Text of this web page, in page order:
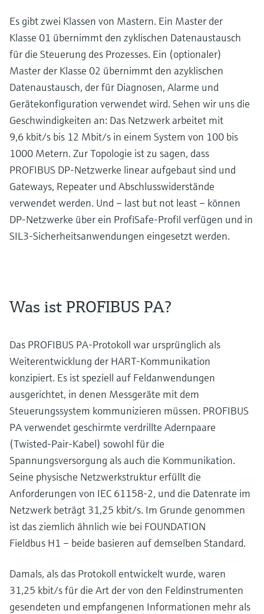
Es gibt zwei Klassen von Mastern. Ein Master der
Klasse 01 übernimmt den zyklischen Datenaustausch
für die Steuerung des Prozesses. Ein (optionaler)
Master der Klasse 02 übernimmt den azyklischen
Datenaustausch, der für Diagnosen, Alarme und
Gerätekonfiguration verwendet wird. Sehen wir uns die
Geschwindigkeiten an: Das Netzwerk arbeitet mit
9,6 kbit/s bis 12 Mbit/s in einem System von 100 bis
1000 Metern. Zur Topologie ist zu sagen, dass
PROFIBUS DP-Netzwerke linear aufgebaut sind und
Gateways, Repeater und Abschlusswiderstände
verwendet werden. Und – last but not least – können
DP-Netzwerke über ein ProfiSafe-Profil verfügen und in
SIL3-Sicherheitsanwendungen eingesetzt werden.
Was ist PROFIBUS PA?
Das PROFIBUS PA-Protokoll war ursprünglich als
Weiterentwicklung der HART-Kommunikation
konzipiert. Es ist speziell auf Feldanwendungen
ausgerichtet, in denen Messgeräte mit dem
Steuerungssystem kommunizieren müssen. PROFIBUS
PA verwendet geschirmte verdrillte Adernpaare
(Twisted-Pair-Kabel) sowohl für die
Spannungsversorgung als auch die Kommunikation.
Seine physische Netzwerkstruktur erfüllt die
Anforderungen von IEC 61158-2, und die Datenrate im
Netzwerk beträgt 31,25 kbit/s. Im Grunde genommen
ist das ziemlich ähnlich wie bei FOUNDATION
Fieldbus H1 – beide basieren auf demselben Standard.
Damals, als das Protokoll entwickelt wurde, waren
31,25 kbit/s für die Art der von den Feldinstrumenten
gesendeten und empfangenen Informationen mehr als